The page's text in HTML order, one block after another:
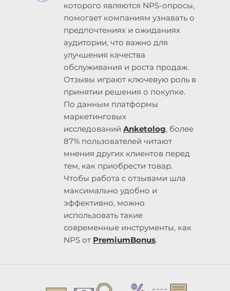
которого являются NPS-опросы,
помогает компаниям узнавать о
предпочтениях и ожиданиях
аудитории, что важно для
улучшения качества
обслуживания и роста продаж.
Отзывы играют ключевую роль в
принятии решения о покупке.
По данным платформы
маркетинговых
исследований Anketolog, более
87% пользователей читают
мнения других клиентов перед
тем, как приобрести товар.
Чтобы работа с отзывами шла
максимально удобно и
эффективно, можно
использовать такие
современные инструменты, как
NPS от PremiumBonus.